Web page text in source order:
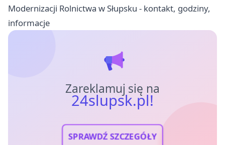
Modernizacji Rolnictwa w Słupsku - kontakt, godziny,
informacje
Zareklamuj się na
24slupsk.pl!
SPRAWDŹ SZCZEGÓŁY